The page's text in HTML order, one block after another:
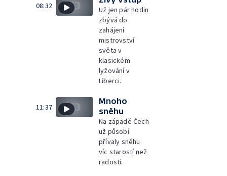
08:32
Už jen pár hodin
zbývá do
zahájení
mistrovství
světa v
klasickém
lyžování v
Liberci.
11:37
Mnoho
sněhu
Na západě Čech
už působí
přívaly sněhu
víc starostí než
radosti.